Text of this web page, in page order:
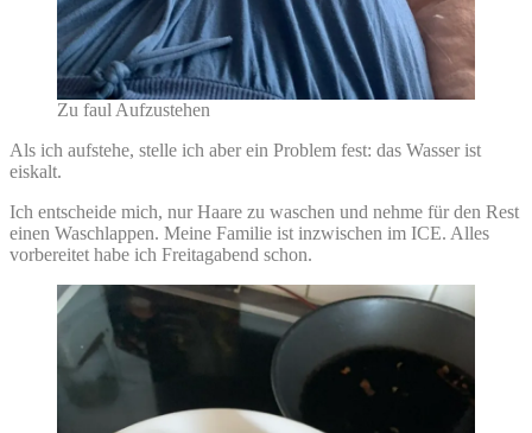
Zu faul Aufzustehen
Als ich aufstehe, stelle ich aber ein Problem fest: das Wasser ist
eiskalt.
Ich entscheide mich, nur Haare zu waschen und nehme für den Rest
einen Waschlappen. Meine Familie ist inzwischen im ICE. Alles
vorbereitet habe ich Freitagabend schon.